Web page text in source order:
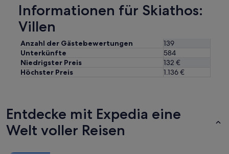
Informationen für Skiathos:
Villen
Anzahl der Gästebewertungen
139
Unterkünfte
584
Niedrigster Preis
132 €
Höchster Preis
1.136 €
Entdecke mit Expedia eine
Welt voller Reisen